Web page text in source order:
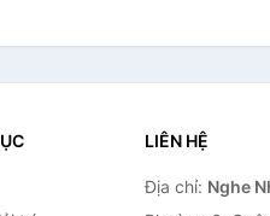
LIÊN HỆ
Địa chỉ: Nghe